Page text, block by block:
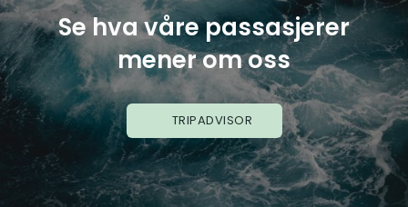
Se hva våre passasjerer
mener om oss
TRIPADVISOR